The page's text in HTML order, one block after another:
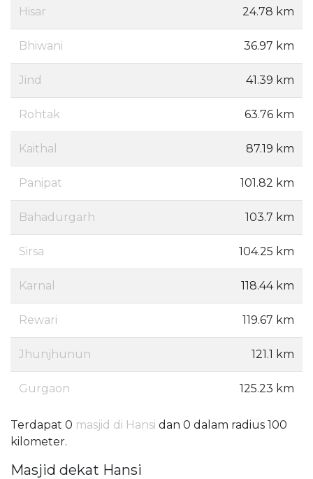
Hisar 24.78 km
Bhiwani 36.97 km
Jind 41.39 km
Rohtak 63.76 km
Kaithal 87.19 km
Panipat 101.82 km
Bahadurgarh 103.7 km
Sirsa 104.25 km
Karnal 118.44 km
Rewari 119.67 km
Jhunjhunun 121.1 km
Gurgaon 125.23 km
Terdapat 0 masjid di Hansi dan 0 dalam radius 100
kilometer.
Masjid dekat Hansi